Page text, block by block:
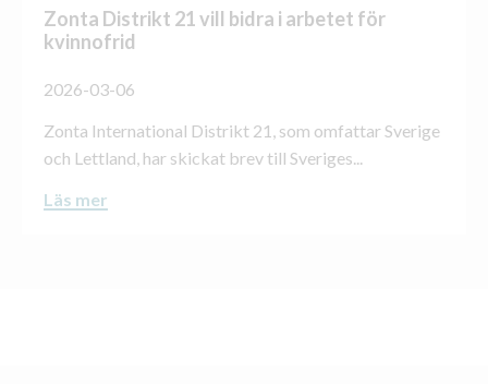
Zonta Distrikt 21 vill bidra i arbetet för
kvinnofrid
2026-03-06
Zonta International Distrikt 21, som omfattar Sverige
och Lettland, har skickat brev till Sveriges...
Läs mer